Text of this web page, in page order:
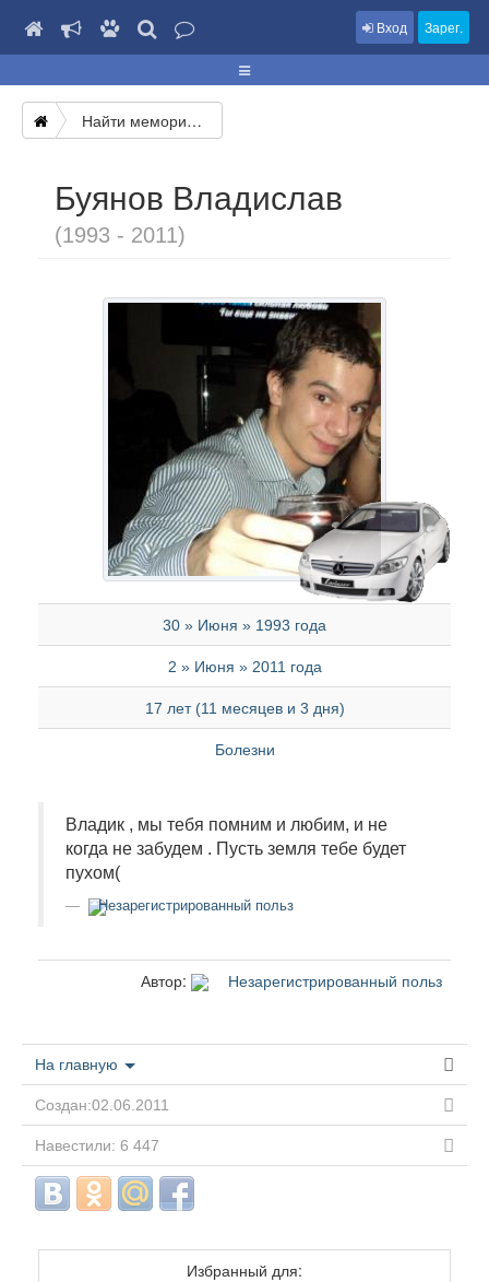
Вход Зарег.
Найти мемориал
Буянов Владислав
(1993 - 2011)
30 » Июня » 1993 года
2 » Июня » 2011 года
17 лет (11 месяцев и 3 дня)
Болезни
Владик , мы тебя помним и любим, и не
когда не забудем . Пусть земля тебе будет
пухом(
Незарегистрированный польз
Автор: Незарегистрированный польз
На главную
Создан:02.06.2011
Навестили: 6 447
Избранный для: